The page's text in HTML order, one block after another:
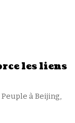
les liens
à Beijing,